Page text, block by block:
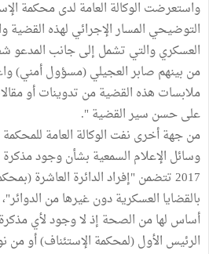
واستعرضت الوكالة العامة لدى محكمة
التوضيحي المسار الإجرائي لهذه القضية
العسكري والتي تشمل إلى جانب المدعو
من بينهم صابر العجيلي (مسؤول أمني)
ملابسات هذه القضية من تدوينات أو
على حسن سير القضية ".
من جهة أخرى نفت الوكالة العامة
2017 تتضمن "إفراد الدائرة العاشرة
بالقضايا العسكرية دون غيرها من
أساس لها من الصحة إذ لا وجود لأي
الرئيس الأول (لمحكمة الإستئناف) أو